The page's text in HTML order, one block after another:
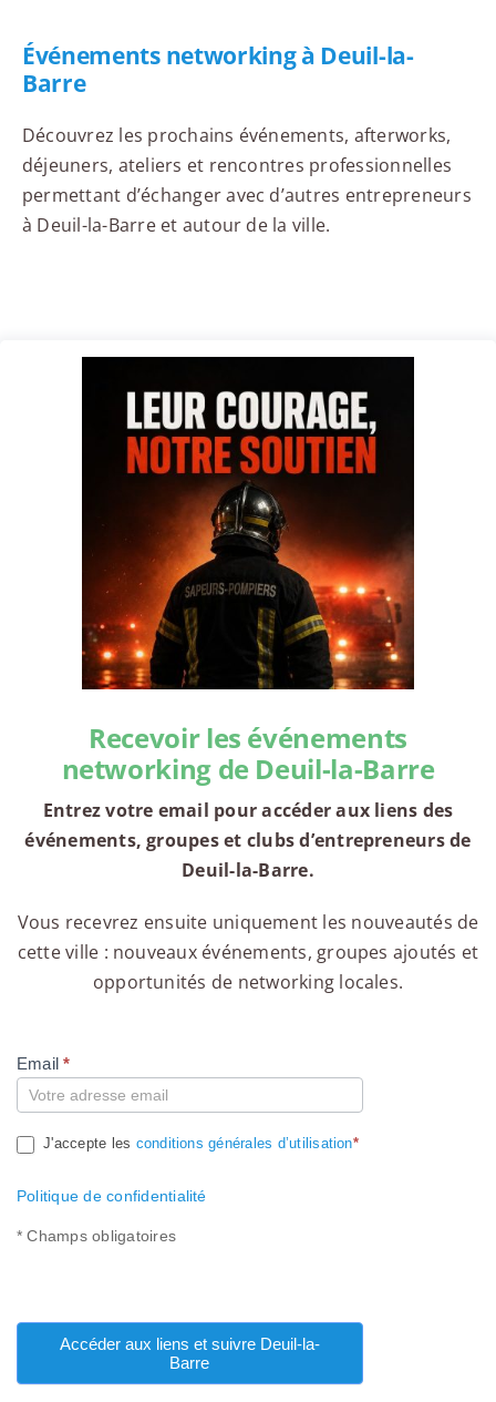
Événements networking à Deuil-la-
Barre
Découvrez les prochains événements, afterworks,
déjeuners, ateliers et rencontres professionnelles
permettant d’échanger avec d’autres entrepreneurs
à Deuil-la-Barre et autour de la ville.
Recevoir les événements
networking de Deuil-la-Barre
Entrez votre email pour accéder aux liens des
événements, groupes et clubs d’entrepreneurs de
Deuil-la-Barre.
Vous recevrez ensuite uniquement les nouveautés de
cette ville : nouveaux événements, groupes ajoutés et
opportunités de networking locales.
Compte
Email*
J'accepte les conditions générales d’utilisation*
Politique de confidentialité
* Champs obligatoires
Accéder aux liens et suivre Deuil-la-
Barre